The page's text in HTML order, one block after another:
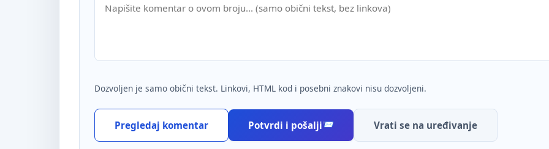
Dozvoljen je samo obični tekst. Linkovi, HTML kod i posebni znakovi nisu dozvoljeni.
Pregledaj komentar Potvrdi i pošalji Vrati se na uređivanje